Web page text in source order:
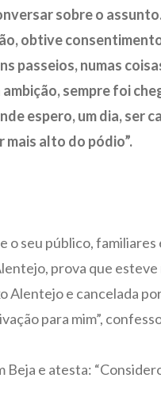
sobre o
obtive
passeios, numas
sempre foi
espero, um dia, ser
mais alto do pódio”.
seu público, familiares
prova que esteve
Alentejo e cancelada
para mim”,
Beja e atesta: